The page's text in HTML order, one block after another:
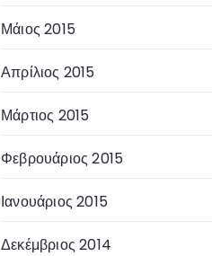
Μάιος 2015
Απρίλιος 2015
Μάρτιος 2015
Φεβρουάριος 2015
Ιανουάριος 2015
Δεκέμβριος 2014